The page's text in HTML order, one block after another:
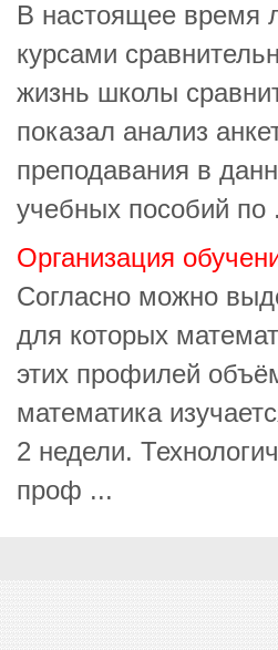
В настоящее время
курсами
жизнь школы
показал анализ
преподавания в
учебных пособий по
Организация
Согласно можно
для которых
этих профилей
математика
2 недели.
проф ...